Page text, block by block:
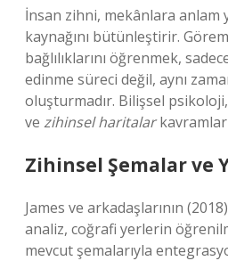
İnsan zihni, mekânlara
kaynağını bütünleştirir.
bağlılıklarını öğrenmek,
edinme süreci değil, aynı
oluşturmadır. Bilişsel
ve zihinsel haritalar
Zihinsel Şemalar ve
James ve arkadaşlarının
analiz, coğrafi yerlerin
mevcut şemalarıyla